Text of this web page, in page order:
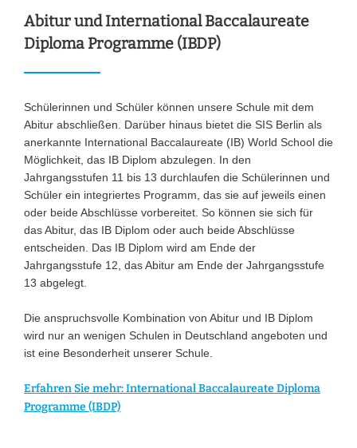
Abitur und International Baccalaureate
Diploma Programme (IBDP)
Schülerinnen und Schüler können unsere Schule mit dem
Abitur abschließen. Darüber hinaus bietet die SIS Berlin als
anerkannte International Baccalaureate (IB) World School die
Möglichkeit, das IB Diplom abzulegen. In den
Jahrgangsstufen 11 bis 13 durchlaufen die Schülerinnen und
Schüler ein integriertes Programm, das sie auf jeweils einen
oder beide Abschlüsse vorbereitet. So können sie sich für
das Abitur, das IB Diplom oder auch beide Abschlüsse
entscheiden. Das IB Diplom wird am Ende der
Jahrgangsstufe 12, das Abitur am Ende der Jahrgangsstufe
13 abgelegt.
Die anspruchsvolle Kombination von Abitur und IB Diplom
wird nur an wenigen Schulen in Deutschland angeboten und
ist eine Besonderheit unserer Schule.
Erfahren Sie mehr: International Baccalaureate Diploma
Programme (IBDP)